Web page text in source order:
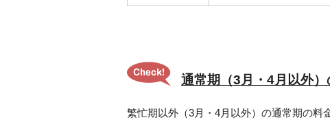
通常期（3月・4月以外
繁忙期以外（3月・4月以外）の通常期の料